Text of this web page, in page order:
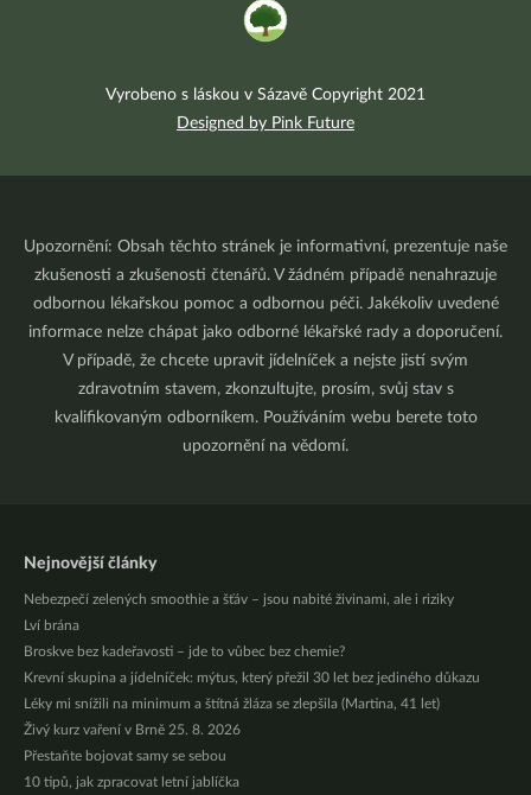
Vyrobeno s láskou v Sázavě Copyright 2021
Designed by Pink Future
Upozornění: Obsah těchto stránek je informativní, prezentuje naše
zkušenosti a zkušenosti čtenářů. V žádném případě nenahrazuje
odbornou lékařskou pomoc a odbornou péči. Jakékoliv uvedené
informace nelze chápat jako odborné lékařské rady a doporučení.
V případě, že chcete upravit jídelníček a nejste jistí svým
zdravotním stavem, zkonzultujte, prosím, svůj stav s
kvalifikovaným odborníkem. Používáním webu berete toto
upozornění na vědomí.
Nejnovější články
Nebezpečí zelených smoothie a šťáv – jsou nabité živinami, ale i riziky
Lví brána
Broskve bez kadeřavosti – jde to vůbec bez chemie?
Krevní skupina a jídelníček: mýtus, který přežil 30 let bez jediného důkazu
Léky mi snížili na minimum a štítná žláza se zlepšila (Martina, 41 let)
Živý kurz vaření v Brně 25. 8. 2026
Přestaňte bojovat samy se sebou
10 tipů, jak zpracovat letní jablíčka